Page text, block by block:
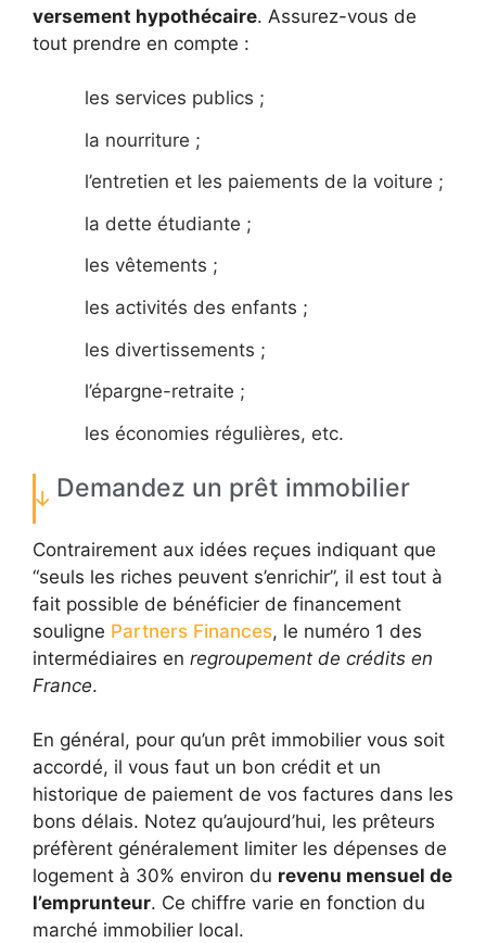
versement hypothécaire. Assurez-vous de
tout prendre en compte :
les services publics ;
la nourriture ;
l’entretien et les paiements de la voiture ;
la dette étudiante ;
les vêtements ;
les activités des enfants ;
les divertissements ;
l’épargne-retraite ;
les économies régulières, etc.
Demandez un prêt immobilier
Contrairement aux idées reçues indiquant que
“seuls les riches peuvent s’enrichir”, il est tout à
fait possible de bénéficier de financement
souligne Partners Finances, le numéro 1 des
intermédiaires en regroupement de crédits en
France.
En général, pour qu’un prêt immobilier vous soit
accordé, il vous faut un bon crédit et un
historique de paiement de vos factures dans les
bons délais. Notez qu’aujourd’hui, les prêteurs
préfèrent généralement limiter les dépenses de
logement à 30% environ du revenu mensuel de
l’emprunteur. Ce chiffre varie en fonction du
marché immobilier local.